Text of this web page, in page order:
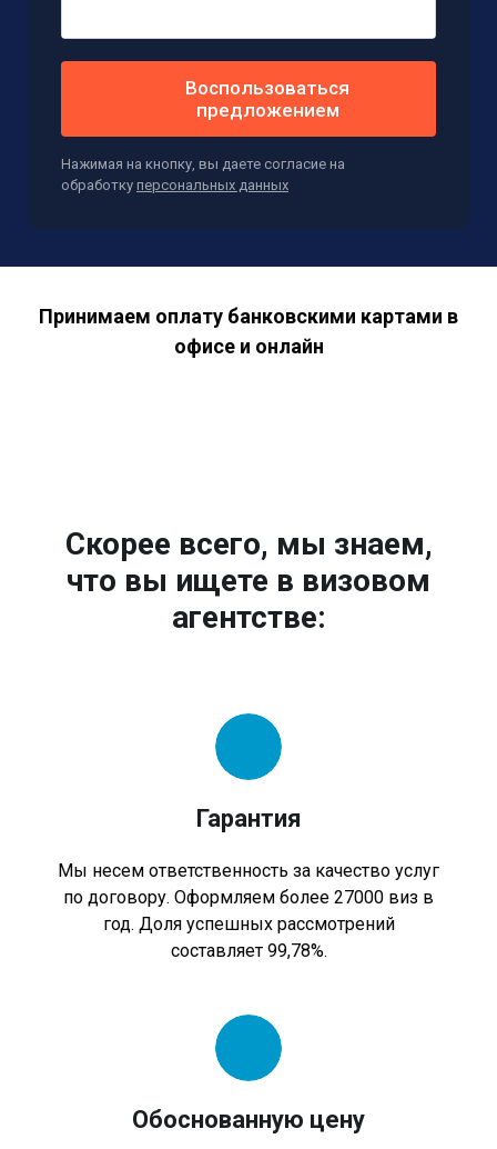
Воспользоваться
предложением
Нажимая на кнопку, вы даете согласие на
обработку персональных данных
Принимаем оплату банковскими картами в
офисе и онлайн
Скорее всего, мы знаем,
что вы ищете в визовом
агентстве:
Гарантия
Мы несем ответственность за качество услуг
по договору. Оформляем более 27000 виз в
год. Доля успешных рассмотрений
составляет 99,78%.
Обоснованную цену